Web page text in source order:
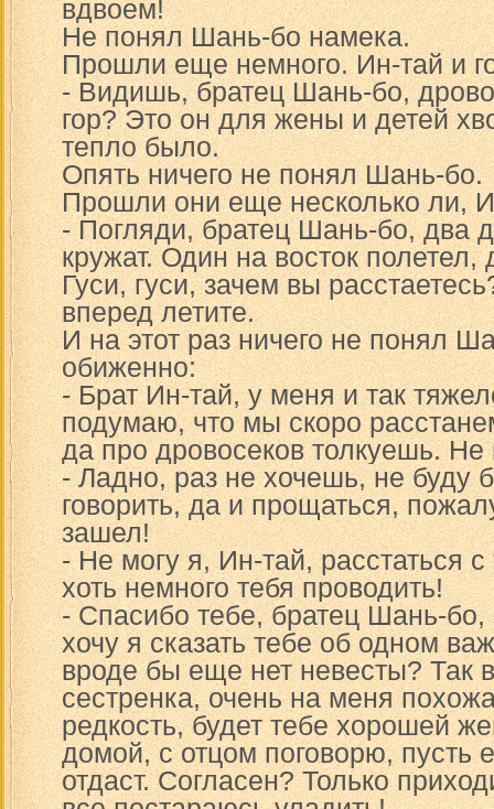
вдвоем!
Не понял Шань-бо намека.
Прошли еще немного. Ин-тай и
- Видишь, братец Шань-бо,
гор? Это он для жены и детей
тепло было.
Опять ничего не понял Шань-бо.
Прошли они еще несколько ли,
- Погляди, братец Шань-бо, два
кружат. Один на восток полетел,
Гуси, гуси, зачем вы
вперед летите.
И на этот раз ничего не понял
обиженно:
- Брат Ин-тай, у меня и так
подумаю, что мы скоро
да про дровосеков толкуешь. Не
- Ладно, раз не хочешь, не буду
говорить, да и прощаться,
зашел!
- Не могу я, Ин-тай, расстаться
хоть немного тебя проводить!
- Спасибо тебе, братец Шань-
хочу я сказать тебе об одном
вроде бы еще нет невесты? Так
сестренка, очень на меня
редкость, будет тебе хорошей
домой, с отцом поговорю, пусть
отдаст. Согласен? Только